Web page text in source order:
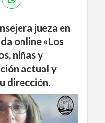
jueza en
online «Los
niñas y
actual y
dirección.